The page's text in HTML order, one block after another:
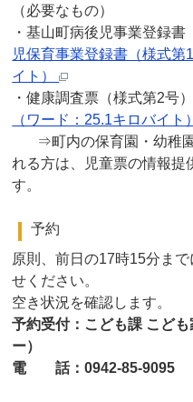
（必要なもの）
・基山町病後児事業登録
児保育事業登録書（様式
イト）
・健康調査票（様式第2号
（ワード：25.1キロバイト
⇒町内の保育園・幼稚園
れる方は、児童票の情報提
す。
予約
原則、前日の17時15分ま
せください。
空き状況を確認します。
予約受付：こども課 こど
ー）
電 話：0942-85-9095